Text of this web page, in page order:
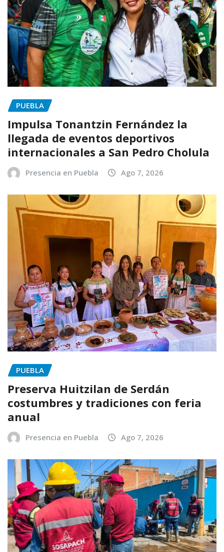
PUEBLA
Impulsa Tonantzin Fernández la
llegada de eventos deportivos
internacionales a San Pedro Cholula
Presencia en Puebla Ago 7, 2026
PUEBLA
Preserva Huitzilan de Serdán
costumbres y tradiciones con feria
anual
Presencia en Puebla Ago 7, 2026